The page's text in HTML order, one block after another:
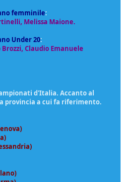
femminile:
Melissa Maione.
Under 20:
Claudio Emanuele
d'Italia. Accanto al
provincia a cui fa riferimento.